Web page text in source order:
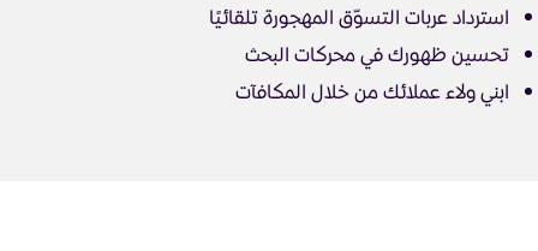
استرداد عربات التسوّق المهجورة تلقائيًا
تحسين ظهورك في محركات البحث
ابني ولاء عملائك من خلال المكافآت